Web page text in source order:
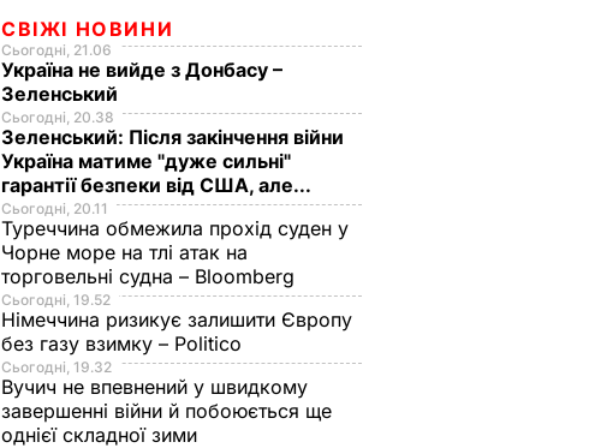
СВІЖІ НОВИНИ
Сьогодні, 21.06
Україна не вийде з Донбасу –
Зеленський
Сьогодні, 20.38
Зеленський: Після закінчення війни
Україна матиме "дуже сильні"
гарантії безпеки від США, але...
Сьогодні, 20.11
Туреччина обмежила прохід суден у
Чорне море на тлі атак на
торговельні судна – Bloomberg
Сьогодні, 19.52
Німеччина ризикує залишити Європу
без газу взимку – Politico
Сьогодні, 19.32
Вучич не впевнений у швидкому
завершенні війни й побоюється ще
однієї складної зими